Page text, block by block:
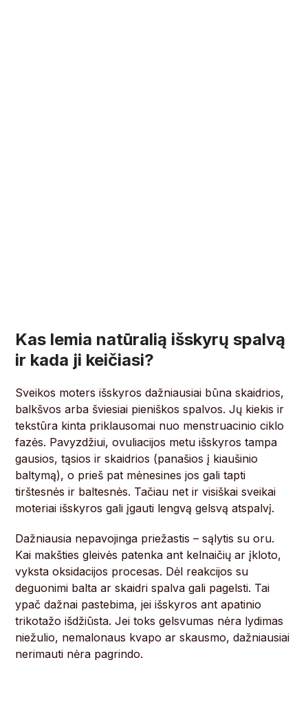
Kas lemia natūralią išskyrų spalvą
ir kada ji keičiasi?
Sveikos moters išskyros dažniausiai būna skaidrios,
balkšvos arba šviesiai pieniškos spalvos. Jų kiekis ir
tekstūra kinta priklausomai nuo menstruacinio ciklo
fazės. Pavyzdžiui, ovuliacijos metu išskyros tampa
gausios, tąsios ir skaidrios (panašios į kiaušinio
baltymą), o prieš pat mėnesines jos gali tapti
tirštesnės ir baltesnės. Tačiau net ir visiškai sveikai
moteriai išskyros gali įgauti lengvą gelsvą atspalvį.
Dažniausia nepavojinga priežastis – sąlytis su oru.
Kai makšties gleivės patenka ant kelnaičių ar įkloto,
vyksta oksidacijos procesas. Dėl reakcijos su
deguonimi balta ar skaidri spalva gali pagelsti. Tai
ypač dažnai pastebima, jei išskyros ant apatinio
trikotažo išdžiūsta. Jei toks gelsvumas nėra lydimas
niežulio, nemalonaus kvapo ar skausmo, dažniausiai
nerimauti nėra pagrindo.